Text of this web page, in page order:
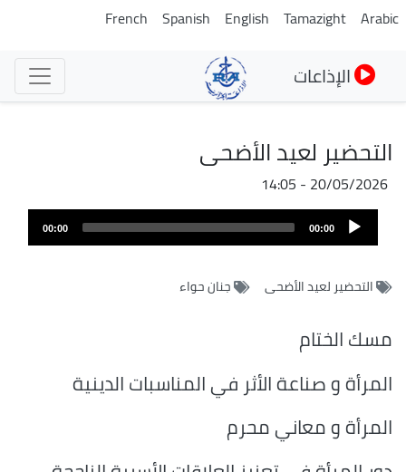
تجاوز
Arabic
Tamazight
English
Spanish
French
الإذاعات
التحضير لعيد الأضحى
20/05/2026 - 14:05
Audio
Player
00:00
00:00
التحضير لعيد الأضحى جنان حواء
مسك الختام
المرأة و صناعة الأثر في المناسبات الدينية
المرأة و معاني محرم